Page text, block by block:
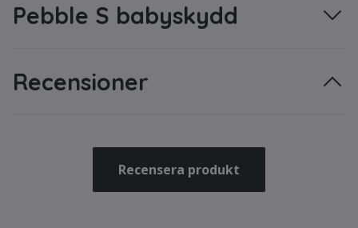
Pebble S babyskydd
Recensioner
Recensera produkt